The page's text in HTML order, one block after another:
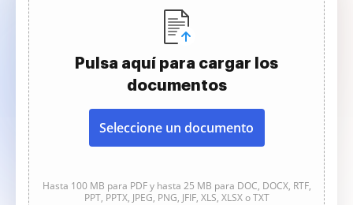
Pulsa aquí para cargar los
documentos
Seleccione un documento
Hasta 100 MB para PDF y hasta 25 MB para DOC, DOCX, RTF,
PPT, PPTX, JPEG, PNG, JFIF, XLS, XLSX o TXT